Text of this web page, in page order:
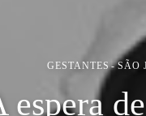
GESTANTES SÃO
espera